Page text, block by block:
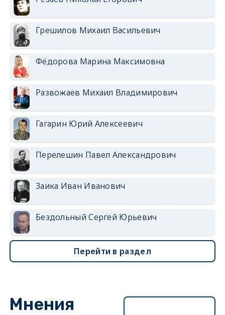
Грешилов Михаил Васильевич
Фёдорова Марина Максимовна
Развожаев Михаил Владимирович
Гагарин Юрий Алексеевич
Перелешин Павел Александрович
Заика Иван Иванович
Бездольный Сергей Юрьевич
Перейти в раздел
Мнения